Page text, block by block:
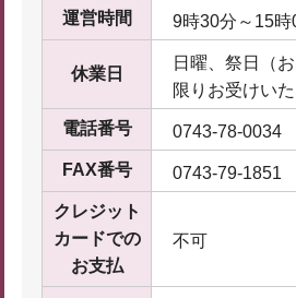
運営時間 9時30分～15時
休業日
日曜、祭日（
限りお受けいた
電話番号 0743-78-0034
FAX番号 0743-79-1851
クレジット
カードでの
お支払
不可